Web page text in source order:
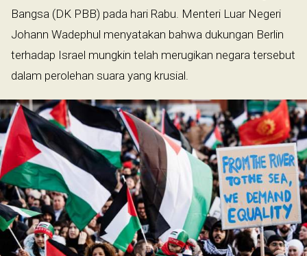
Bangsa (DK PBB) pada hari Rabu. Menteri Luar Negeri
Johann Wadephul menyatakan bahwa dukungan Berlin
terhadap Israel mungkin telah merugikan negara tersebut
dalam perolehan suara yang krusial.